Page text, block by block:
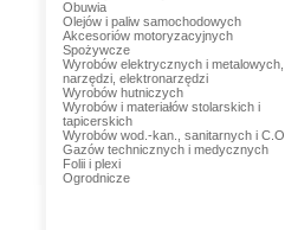
Obuwia
Olejów i paliw samochodowych
Akcesoriów motoryzacyjnych
Spożywcze
Wyrobów elektrycznych i metalowych,
narzędzi, elektronarzędzi
Wyrobów hutniczych
Wyrobów i materiałów stolarskich i
tapicerskich
Wyrobów wod.-kan., sanitarnych i C.O.
Gazów technicznych i medycznych
Folii i plexi
Ogrodnicze